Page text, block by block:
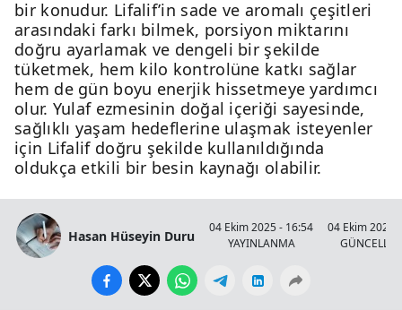
bir konudur. Lifalif’in sade ve aromalı çeşitleri
arasındaki farkı bilmek, porsiyon miktarını
doğru ayarlamak ve dengeli bir şekilde
tüketmek, hem kilo kontrolüne katkı sağlar
hem de gün boyu enerjik hissetmeye yardımcı
olur. Yulaf ezmesinin doğal içeriği sayesinde,
sağlıklı yaşam hedeflerine ulaşmak isteyenler
için Lifalif doğru şekilde kullanıldığında
oldukça etkili bir besin kaynağı olabilir.
Hasan Hüseyin Duru
04 Ekim 2025 - 16:54
YAYINLANMA
04 Ekim 2025